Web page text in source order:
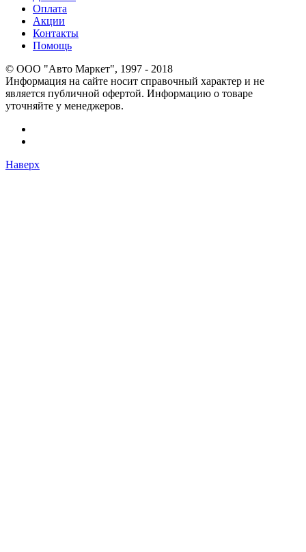
Оплата
Акции
Контакты
Помощь
© OOO "Авто Маркет", 1997 - 2018
Информация на сайте носит справочный характер и не
является публичной офертой. Информацию о товаре
уточняйте у менеджеров.
Наверх